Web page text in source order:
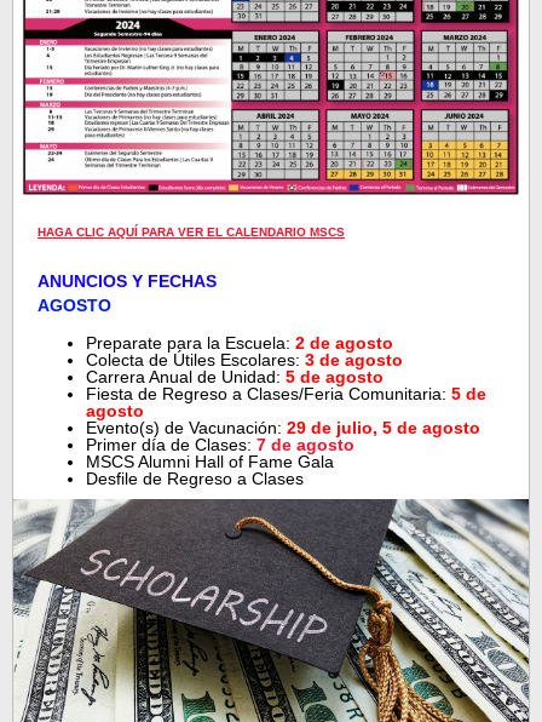
HAGA CLIC AQUÍ PARA VER EL CALENDARIO MSCS
ANUNCIOS Y FECHAS
AGOSTO
Preparate para la Escuela: 2 de agosto
Colecta de Útiles Escolares: 3 de agosto
Carrera Anual de Unidad: 5 de agosto
Fiesta de Regreso a Clases/Feria Comunitaria: 5 de
agosto
Evento(s) de Vacunación: 29 de julio, 5 de agosto
Primer día de Clases: 7 de agosto
MSCS Alumni Hall of Fame Gala
Desfile de Regreso a Clases